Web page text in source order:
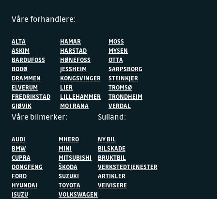
Våre forhandlere:
ALTA
ASKIM
BARDUFOSS
BODØ
DRAMMEN
ELVERUM
FREDRIKSTAD
GJØVIK
HAMAR
HARSTAD
HØNEFOSS
JESSHEIM
KONGSVINGER
LIER
LILLEHAMMER
MO I RANA
MOSS
MYSEN
OTTA
SARPSBORG
STEINKJER
TROMSØ
TRONDHEIM
VERDAL
Våre bilmerker:
AUDI
BMW
CUPRA
DONGFENG
FORD
HYUNDAI
ISUZU
MHERO
MINI
MITSUBISHI
ŠKODA
SUZUKI
TOYOTA
VOLKSWAGEN
Sulland:
NY BIL
BILSKADE
BRUKTBIL
VERKSTEDTJENESTER
ARTIKLER
VEIVISERE